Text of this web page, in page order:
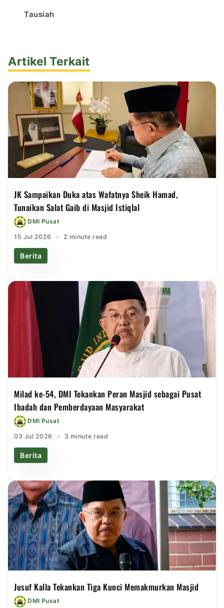
Tausiah
Artikel Terkait
JK Sampaikan Duka atas Wafatnya Sheik Hamad,
Tunaikan Salat Gaib di Masjid Istiqlal
DMI Pusat
15 Jul 2026 2 minute read
Berita
Milad ke-54, DMI Tekankan Peran Masjid sebagai Pusat
Ibadah dan Pemberdayaan Masyarakat
DMI Pusat
03 Jul 2026 3 minute read
Berita
Jusuf Kalla Tekankan Tiga Kunci Memakmurkan Masjid
DMI Pusat